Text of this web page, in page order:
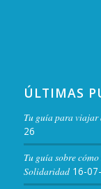
ÚLTIMAS
Tu guía para viajar
26
Tu guía sobre
Solidaridad 16-